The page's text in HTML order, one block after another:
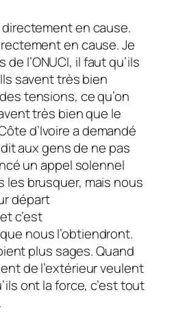
en cause.
en cause. Je
de l’ONUCI, il faut qu’ils
savent très bien
tensions, ce qu’on
très bien que le
d’Ivoire a demandé
aux gens de ne pas
un appel solennel
les brusquer, mais nous
départ
c’est
nous l’obtiendront.
plus sages. Quand
de l’extérieur veulent
ont la force, c’est tout